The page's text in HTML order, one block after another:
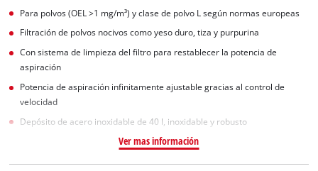
Para polvos (OEL >1 mg/m³) y clase de polvo L según normas europeas
Filtración de polvos nocivos como yeso duro, tiza y purpurina
Con sistema de limpieza del filtro para restablecer la potencia de
aspiración
Potencia de aspiración infinitamente ajustable gracias al control de
velocidad
Depósito de acero inoxidable de 40 l, inoxidable y robusto
Ver mas información